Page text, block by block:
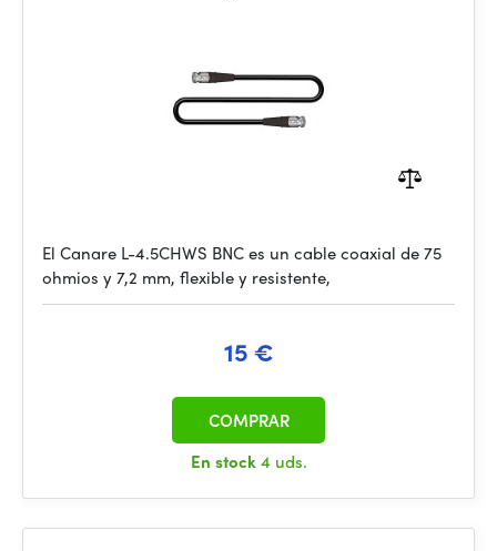
El Canare L-4.5CHWS BNC es un cable coaxial de 75
ohmios y 7,2 mm, flexible y resistente,
15 €
En stock4 uds.
COMPRAR